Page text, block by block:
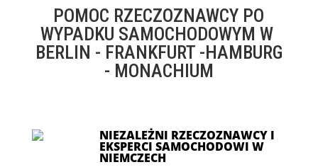
POMOC RZECZOZNAWCY PO
WYPADKU SAMOCHODOWYM W
BERLIN - FRANKFURT -HAMBURG
- MONACHIUM
NIEZALEŻNI RZECZOZNAWCY I
EKSPERCI SAMOCHODOWI W
NIEMCZECH